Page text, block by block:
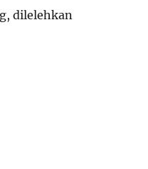
dilelehkan